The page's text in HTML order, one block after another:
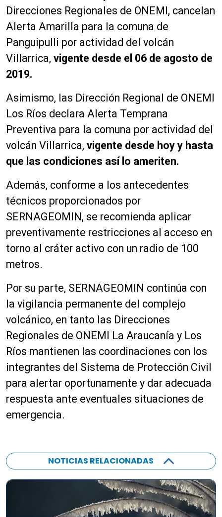
Direcciones Regionales de ONEMI, cancelan
Alerta Amarilla para la comuna de
Panguipulli por actividad del volcán
Villarrica, vigente desde el 06 de agosto de
2019.
Asimismo, las Dirección Regional de ONEMI
Los Ríos declara Alerta Temprana
Preventiva para la comuna por actividad del
volcán Villarrica, vigente desde hoy y hasta
que las condiciones así lo ameriten.
Además, conforme a los antecedentes
técnicos proporcionados por
SERNAGEOMIN, se recomienda aplicar
preventivamente restricciones al acceso en
torno al cráter activo con un radio de 100
metros.
Por su parte, SERNAGEOMIN continúa con
la vigilancia permanente del complejo
volcánico, en tanto las Direcciones
Regionales de ONEMI La Araucanía y Los
Ríos mantienen las coordinaciones con los
integrantes del Sistema de Protección Civil
para alertar oportunamente y dar adecuada
respuesta ante eventuales situaciones de
emergencia.
NOTICIAS RELACIONADAS